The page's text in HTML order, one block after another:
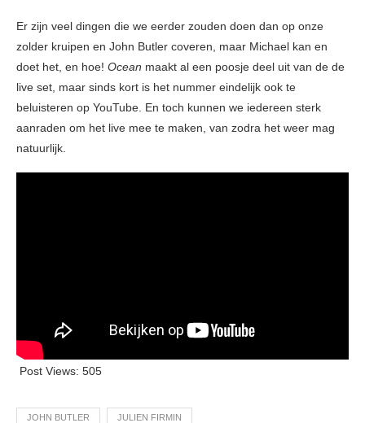
Er zijn veel dingen die we eerder zouden doen dan op onze
zolder kruipen en John Butler coveren, maar Michael kan en
doet het, en hoe! Ocean maakt al een poosje deel uit van de de
live set, maar sinds kort is het nummer eindelijk ook te
beluisteren op YouTube. En toch kunnen we iedereen sterk
aanraden om het live mee te maken, van zodra het weer mag
natuurlijk.
Post Views: 505
JOHN BUTLER JULIEN FIRMIN